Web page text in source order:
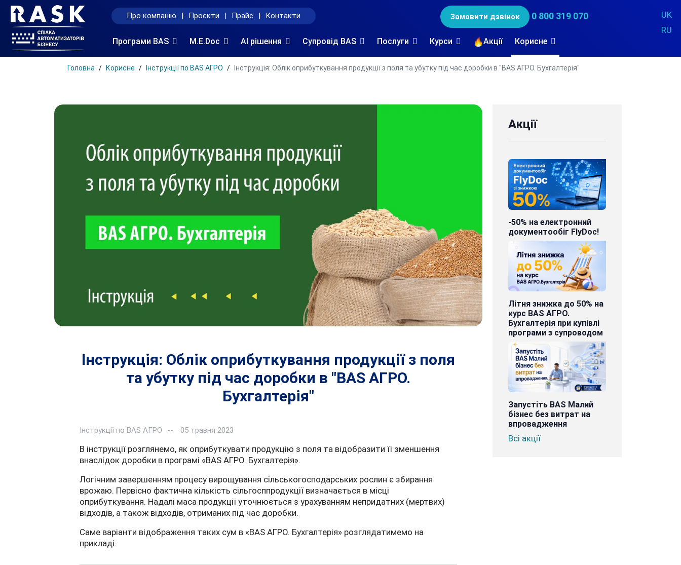
Про компанію | Проєкти | Прайс | Контакти Замовити дзвінок 0 800 319 070
UK
RU
Програми BAS M.E.Doc AI рішення Супровід BAS Послуги Курси Акції Корисне
Головна Корисне Інструкції по BAS АГРО Інструкція: Облік оприбуткування продукції з поля та убутку під час доробки в "BAS АГРО. Бухгалтерія"
Інструкція: Облік оприбуткування продукції з поля
та убутку під час доробки в "BAS АГРО.
Бухгалтерія"
Інструкції по BAS АГРО 05 травня 2023
В інструкції розглянемо, як оприбуткувати продукцію з поля та відобразити її зменшення
внаслідок доробки в програмі «BAS АГРО. Бухгалтерія».
Логічним завершенням процесу вирощування сільськогосподарських рослин є збирання
врожаю. Первісно фактична кількість сільгосппродукції визначається в місці
оприбуткування. Надалі маса продукції уточнюється з урахуванням непридатних (мертвих)
відходів, а також відходів, отриманих під час доробки.
Саме варіанти відображення таких сум в «BAS АГРО. Бухгалтерія» розглядатимемо на
прикладі.
Акції
-50% на електронний
документообіг FlyDoc!
Літня знижка до 50% на
курс BAS АГРО.
Бухгалтерія при купівлі
програми з супроводом
Запустіть BAS Малий
бізнес без витрат на
впровадження
Всі акції